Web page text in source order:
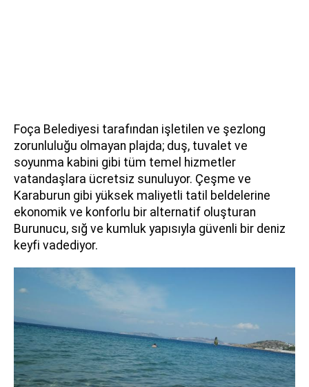
Foça Belediyesi tarafından işletilen ve şezlong
zorunluluğu olmayan plajda; duş, tuvalet ve
soyunma kabini gibi tüm temel hizmetler
vatandaşlara ücretsiz sunuluyor. Çeşme ve
Karaburun gibi yüksek maliyetli tatil beldelerine
ekonomik ve konforlu bir alternatif oluşturan
Burunucu, sığ ve kumluk yapısıyla güvenli bir deniz
keyfi vadediyor.